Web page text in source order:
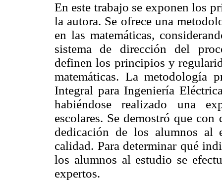
En este trabajo se exponen los
la autora. Se ofrece una
en las matemáticas,
sistema de dirección del
definen los principios y
matemáticas. La metodología
Integral para Ingeniería
habiéndose realizado una
escolares. Se demostró que
dedicación de los alumnos al
calidad. Para determinar qué
los alumnos al estudio se
expertos.